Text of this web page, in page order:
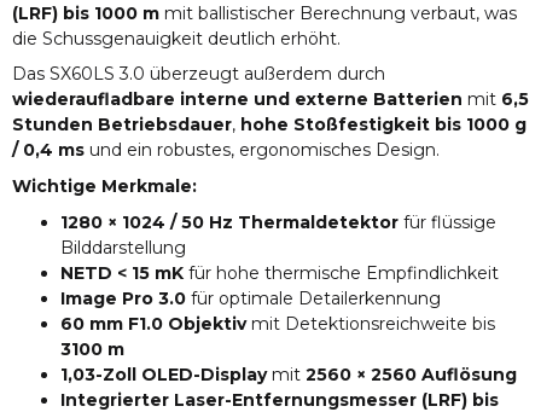
(LRF) bis 1000 m mit ballistischer Berechnung verbaut, was
die Schussgenauigkeit deutlich erhöht.
Das SX60LS 3.0 überzeugt außerdem durch
wiederaufladbare interne und externe Batterien mit 6,5
Stunden Betriebsdauer, hohe Stoßfestigkeit bis 1000 g
/ 0,4 ms und ein robustes, ergonomisches Design.
Wichtige Merkmale:
1280 × 1024 / 50 Hz Thermaldetektor für flüssige
Bilddarstellung
NETD < 15 mK für hohe thermische Empfindlichkeit
Image Pro 3.0 für optimale Detailerkennung
60 mm F1.0 Objektivmit Detektionsreichweite bis
3100 m
1,03-Zoll OLED-Displaymit 2560 × 2560 Auflösung
Integrierter Laser-Entfernungsmesser (LRF) bis